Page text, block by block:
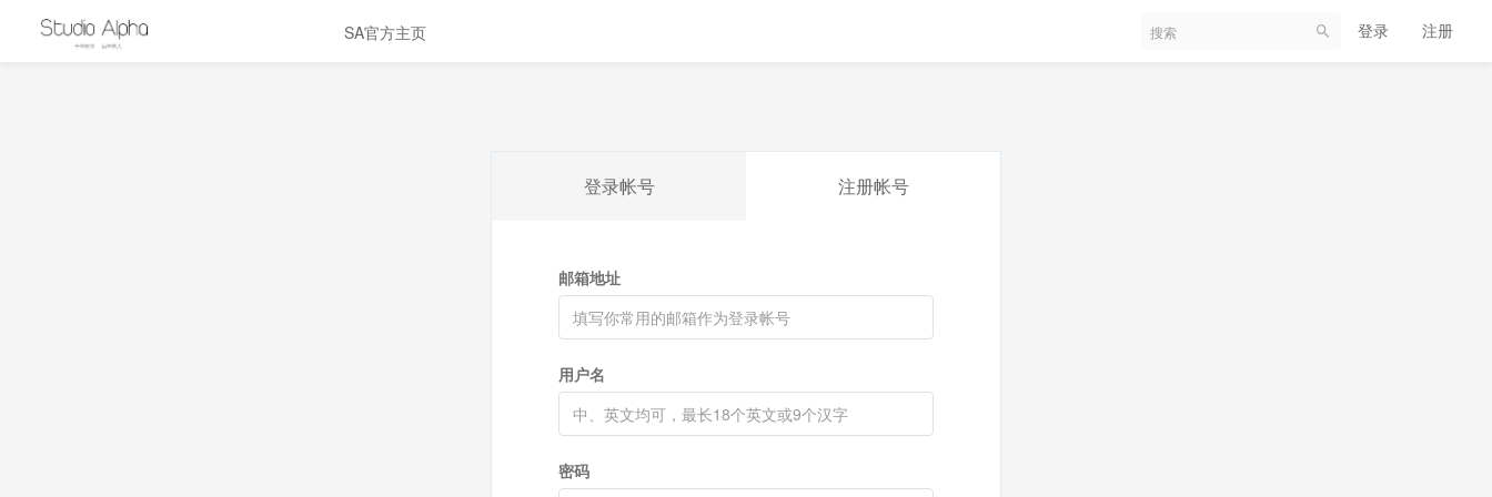
SA官方主页 登录 注册
登录帐号 注册帐号
邮箱地址
用户名
密码